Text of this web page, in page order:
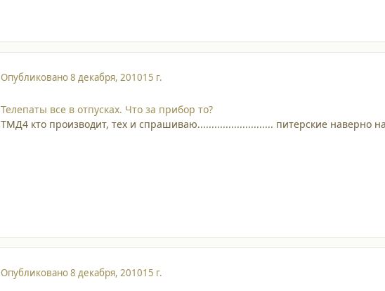
Опубликовано8 декабря, 201015 г.
Телепаты все в отпусках. Что за прибор то?
ТМД4 кто производит, тех и спрашиваю........................... питерские наверно
Опубликовано8 декабря, 201015 г.